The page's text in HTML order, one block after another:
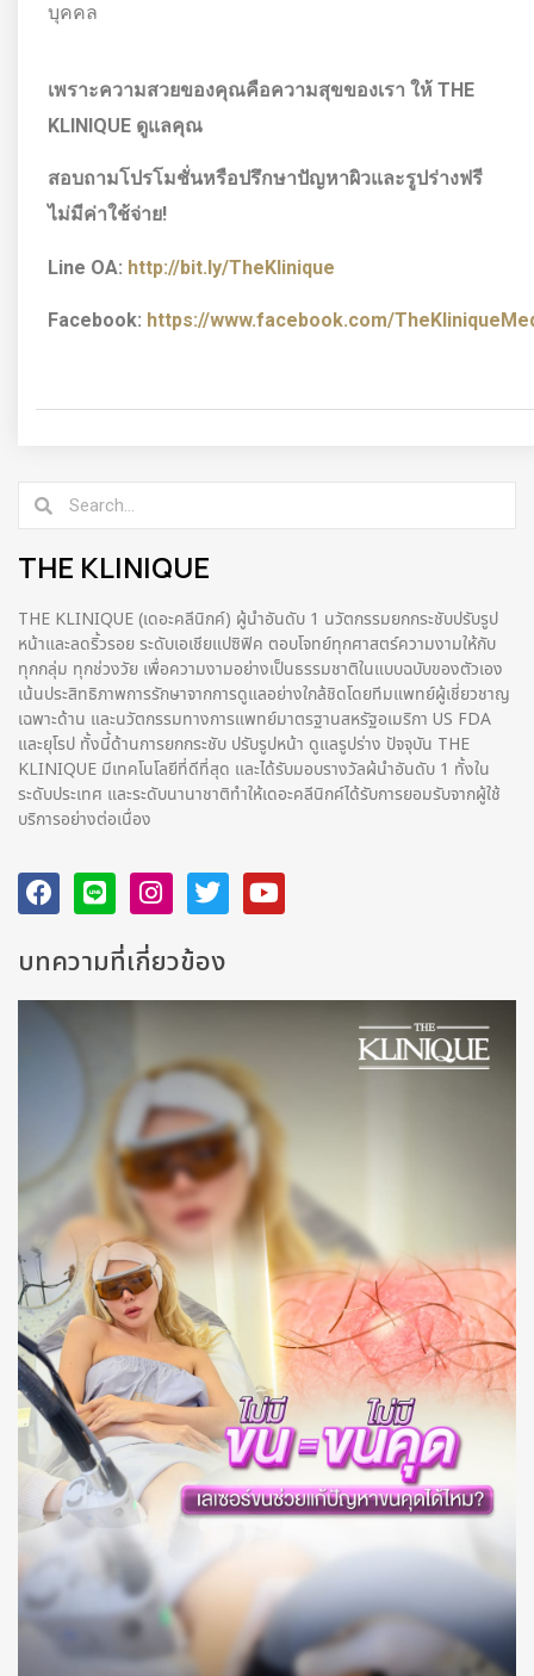
บุคคล
เพราะความสวยของคุณคือความสุขของเรา ให้ THE
KLINIQUE ดูแลคุณ
สอบถามโปรโมชั่นหรือปรึกษาปัญหาผิวและรูปร่างฟรี
ไม่มีค่าใช้จ่าย!
Line OA: http://bit.ly/TheKlinique
Facebook: https://www.facebook.com/
THE KLINIQUE
THE KLINIQUE (เดอะคลีนิกค์) ผู้นำอันดับ 1 นวัตกรรมยกกระชับปรับรูป
หน้าและลดริ้วรอย ระดับเอเชียแปซิฟิค ตอบโจทย์ทุกศาสตร์ความงามให้กับ
ทุกกลุ่ม ทุกช่วงวัย เพื่อความงามอย่างเป็นธรรมชาติในแบบฉบับของตัวเอง
เน้นประสิทธิภาพการรักษาจากการดูแลอย่างใกล้ชิดโดยทีมแพทย์ผู้เชี่ยวชาญ
เฉพาะด้าน และนวัตกรรมทางการแพทย์มาตรฐานสหรัฐอเมริกา US FDA
และยุโรป ทั้งนี้ด้านการยกกระชับ ปรับรูปหน้า ดูแลรูปร่าง ปัจจุบัน THE
KLINIQUE มีเทคโนโลยีที่ดีที่สุด และได้รับมอบรางวัลผ้นำอันดับ 1 ทั้งใน
ระดับประเทศ และระดับนานาชาติทําให้เดอะคลีนิกค์ได้รับการยอมรับจากผู้ใช้
บริการอย่างต่อเนื่อง
บทความที่เกี่ยวข้อง